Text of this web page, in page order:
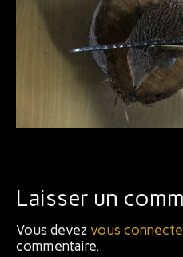
Bijoux
Laisser un
Vous devez vous
commentaire.